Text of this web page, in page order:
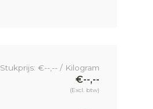
Stukprijs: €--,-- / Kilogram
€--,--
(Excl. btw)